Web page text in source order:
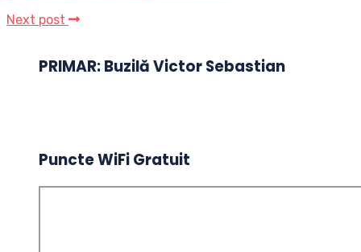
Next post
PRIMAR: Buzilă Victor Sebastian
Puncte WiFi Gratuit